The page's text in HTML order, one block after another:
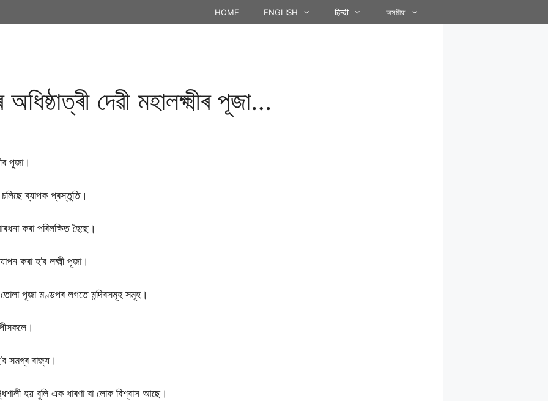
HOME ENGLISH हिन्दी অসমীয়া
দেৱী মহালক্ষ্মীৰ পূজা…
পূজা।
চলিছে ব্যাপক প্ৰস্তুতি।
কৰা পৰিলক্ষিত হৈছে।
কৰা হ’ব লক্ষ্মী পূজা।
তোলা পূজা মণ্ডপৰ লগতে মন্দিৰসমূহ সমূহ।
সমগ্ৰ ৰাজ্য।
হয় বুলি এক ধাৰণা বা লোক বিশ্বাস আছে।